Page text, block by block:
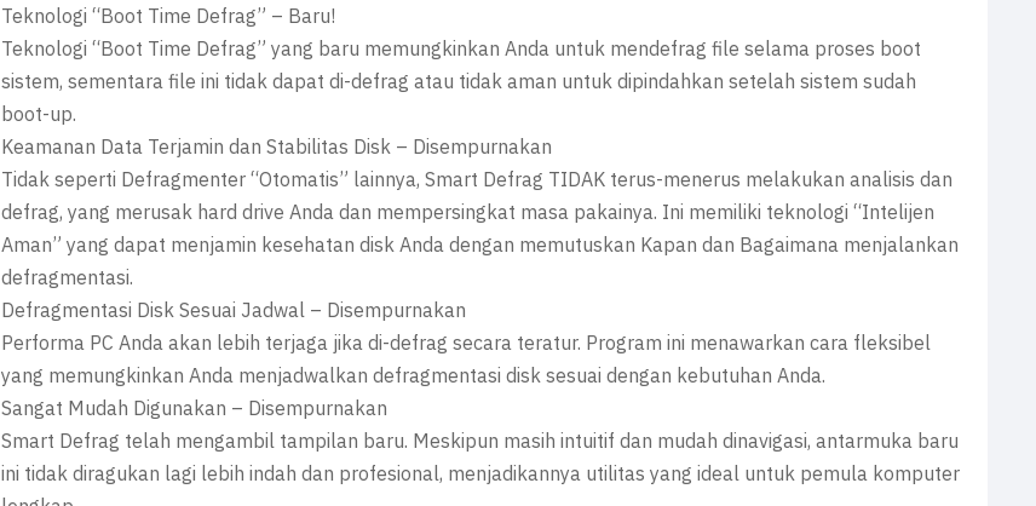
Teknologi “Boot Time Defrag” – Baru!
Teknologi “Boot Time Defrag” yang baru memungkinkan Anda untuk mendefrag file selama proses boot
sistem, sementara file ini tidak dapat di-defrag atau tidak aman untuk dipindahkan setelah sistem sudah
boot-up.
Keamanan Data Terjamin dan Stabilitas Disk – Disempurnakan
Tidak seperti Defragmenter “Otomatis” lainnya, Smart Defrag TIDAK terus-menerus melakukan analisis dan
defrag, yang merusak hard drive Anda dan mempersingkat masa pakainya. Ini memiliki teknologi “Intelijen
Aman” yang dapat menjamin kesehatan disk Anda dengan memutuskan Kapan dan Bagaimana menjalankan
defragmentasi.
Defragmentasi Disk Sesuai Jadwal – Disempurnakan
Performa PC Anda akan lebih terjaga jika di-defrag secara teratur. Program ini menawarkan cara fleksibel
yang memungkinkan Anda menjadwalkan defragmentasi disk sesuai dengan kebutuhan Anda.
Sangat Mudah Digunakan – Disempurnakan
Smart Defrag telah mengambil tampilan baru. Meskipun masih intuitif dan mudah dinavigasi, antarmuka baru
ini tidak diragukan lagi lebih indah dan profesional, menjadikannya utilitas yang ideal untuk pemula komputer